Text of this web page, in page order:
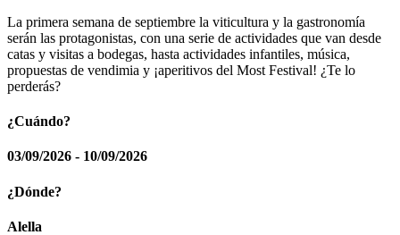
La primera semana de septiembre la viticultura y la gastronomía
serán las protagonistas, con una serie de actividades que van desde
catas y visitas a bodegas, hasta actividades infantiles, música,
propuestas de vendimia y ¡aperitivos del Most Festival! ¿Te lo
perderás?
¿Cuándo?
03/09/2026 - 10/09/2026
¿Dónde?
Alella